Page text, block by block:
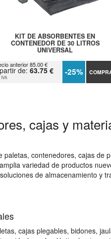
KIT DE ABSORBENTES EN
CONTENEDOR DE 30 LITROS
UNIVERSAL
anterior 85.00 €
de: 63.75 € -25%
cajas y
contenedores, cajas de
variedad de productos
de almacenamiento y
cajas plegables, bidones,